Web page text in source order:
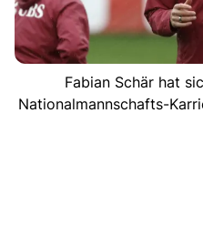
Fabian Schär hat
Nationalmannschafts-